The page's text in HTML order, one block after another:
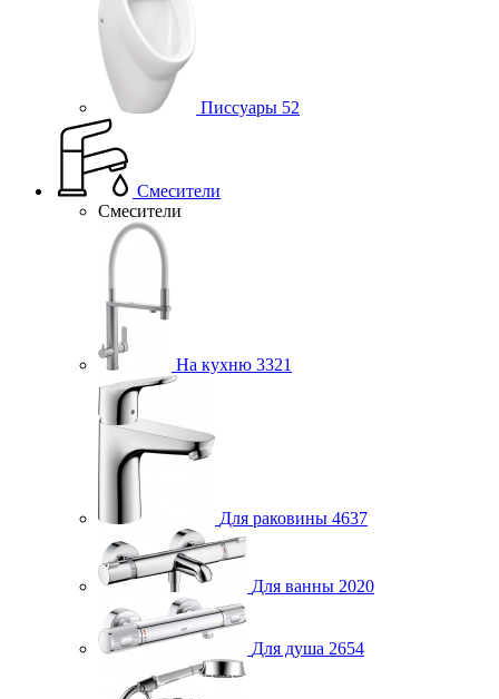
Писсуары 52
Смесители
Смесители
На кухню 3321
Для раковины 4637
Для ванны 2020
Для душа 2654